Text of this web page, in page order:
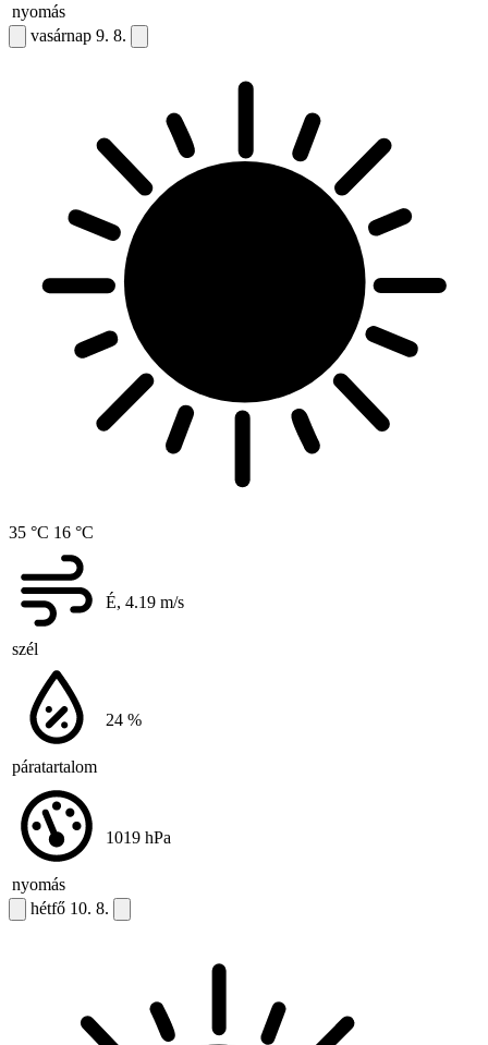
nyomás
vasárnap 9. 8.
35 °C 16 °C
szél
É, 4.19 m/s
páratartalom
24 %
nyomás
1019 hPa
hétfő 10. 8.